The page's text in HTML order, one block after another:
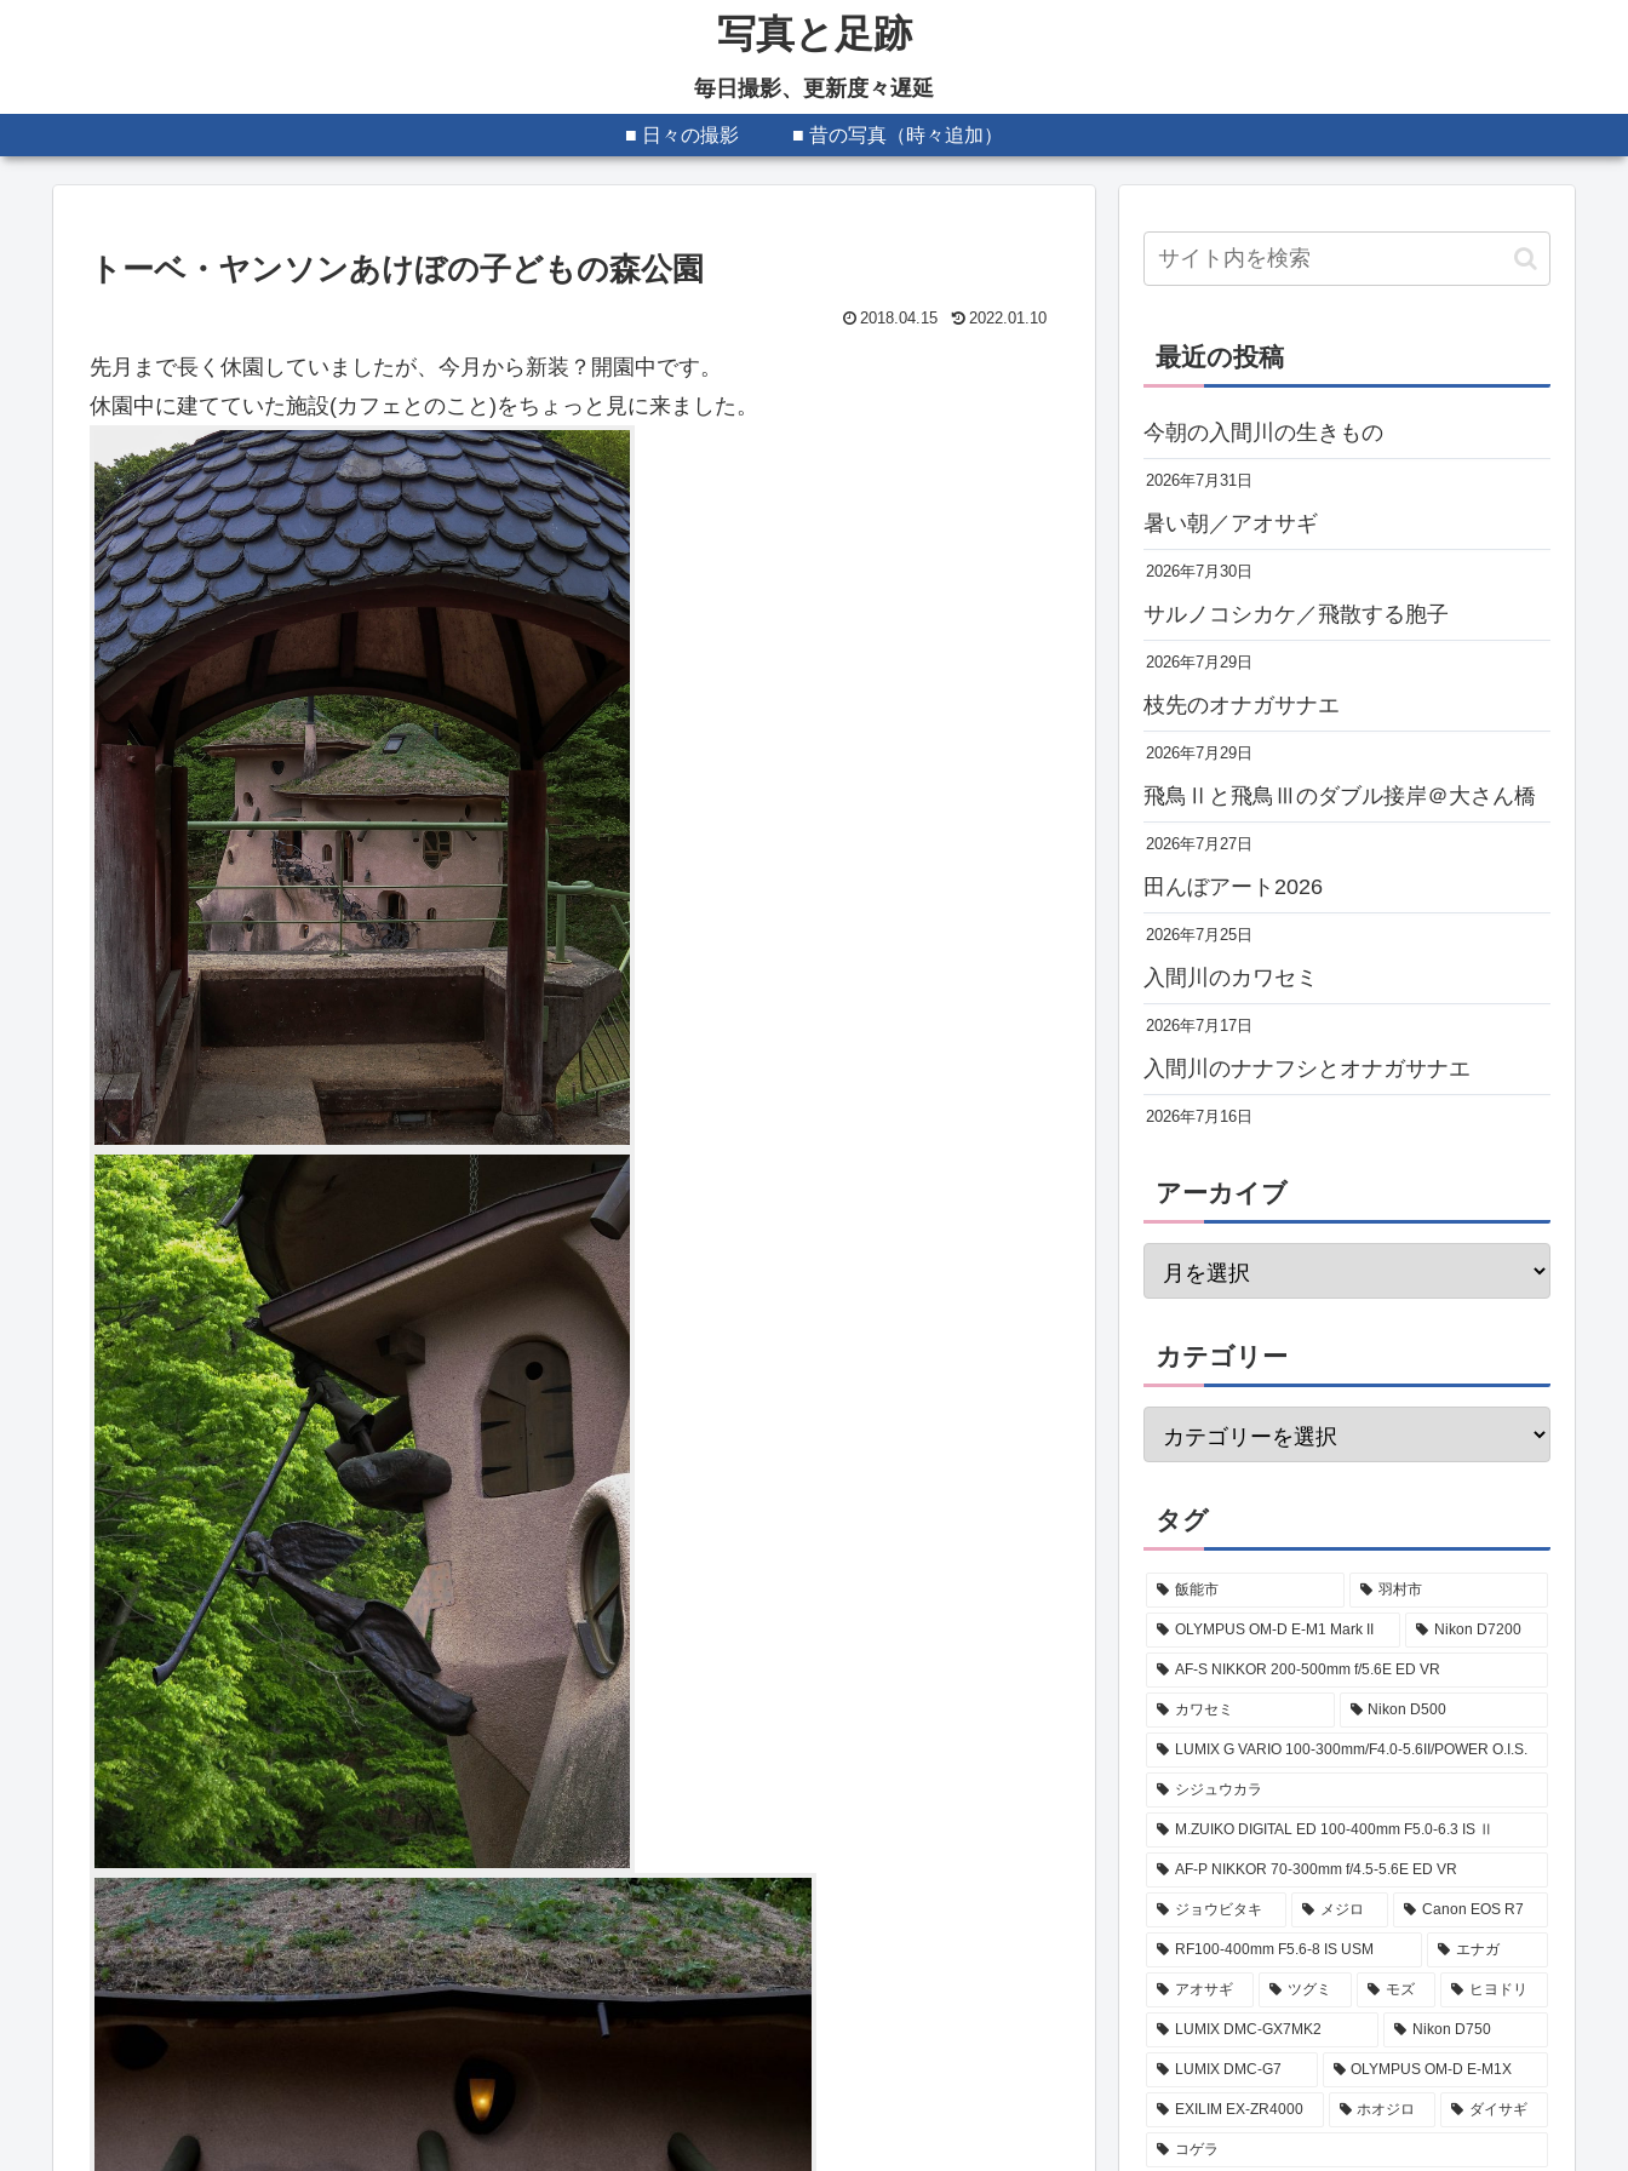
写真と足跡
毎日撮影、更新度々遅延
■ 日々の撮影 ■ 昔の写真（時々追加）
トーベ・ヤンソンあけぼの子どもの森公園
2018.04.15 2022.01.10
先月まで長く休園していましたが、今月から新装？開園中です。
休園中に建てていた施設(カフェとのこと)をちょっと見に来ました。
最近の投稿
今朝の入間川の生きもの
2026年7月31日
暑い朝／アオサギ
2026年7月30日
サルノコシカケ／飛散する胞子
2026年7月29日
枝先のオナガサナエ
2026年7月29日
飛鳥Ⅱと飛鳥Ⅲのダブル接岸＠大さん橋
2026年7月27日
田んぼアート2026
2026年7月25日
入間川のカワセミ
2026年7月17日
入間川のナナフシとオナガサナエ
2026年7月16日
アーカイブ
カテゴリー
タグ
飯能市 羽村市
OLYMPUS OM-D E-M1 Mark II Nikon D7200
AF-S NIKKOR 200-500mm f/5.6E ED VR
カワセミ Nikon D500
LUMIX G VARIO 100-300mm/F4.0-5.6II/POWER O.I.S.
シジュウカラ
M.ZUIKO DIGITAL ED 100-400mm F5.0-6.3 IS Ⅱ
AF-P NIKKOR 70-300mm f/4.5-5.6E ED VR
ジョウビタキ メジロ Canon EOS R7
RF100-400mm F5.6-8 IS USM エナガ
アオサギ ツグミ モズ ヒヨドリ
LUMIX DMC-GX7MK2 Nikon D750
LUMIX DMC-G7 OLYMPUS OM-D E-M1X
EXILIM EX-ZR4000 ホオジロ ダイサギ
コゲラ